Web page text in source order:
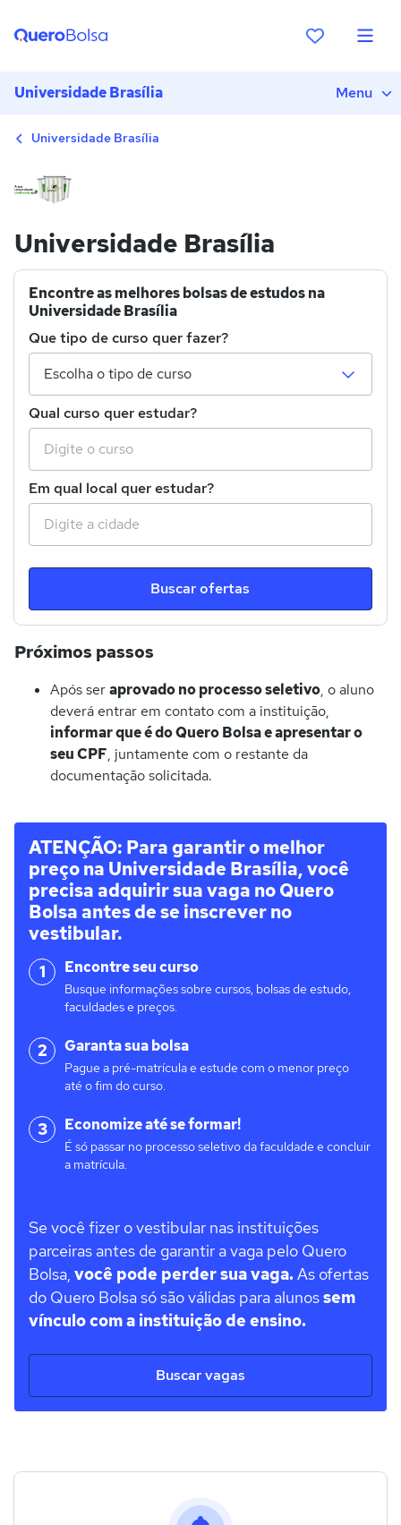
Universidade Brasília Menu
Universidade Brasília
Universidade Brasília
Encontre as melhores bolsas de estudos na
Universidade Brasília
Que tipo de curso quer fazer?
Qual curso quer estudar?
Em qual local quer estudar?
Buscar ofertas
Próximos passos
Após seraprovado no processo seletivo, o aluno
deverá entrar em contato com a instituição,
informar que é do Quero Bolsa e apresentar o
seu CPF, juntamente com o restante da
documentação solicitada.
ATENÇÃO: Para garantir o melhor
preço na Universidade Brasília, você
precisa adquirir sua vaga no Quero
Bolsa antes de se inscrever no
vestibular.
Encontre seu curso
1
Busque informações sobre cursos, bolsas de estudo,
faculdades e preços.
Garanta sua bolsa
2
Pague a pré-matrícula e estude com o menor preço
até o fim do curso.
Economize até se formar!
3
É só passar no processo seletivo da faculdade e concluir
a matrícula.
Se você fizer o vestibular nas instituições
parceiras antes de garantir a vaga pelo Quero
Bolsa, você pode perder sua vaga. As ofertas
do Quero Bolsa só são válidas para alunossem
vínculo com a instituição de ensino.
Buscar vagas